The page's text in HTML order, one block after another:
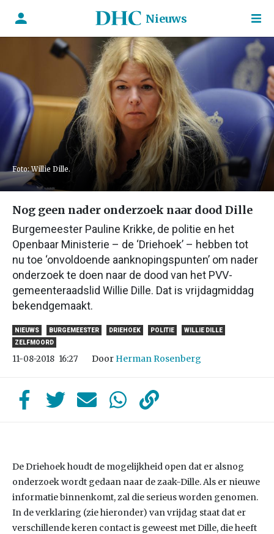
Nieuws
Foto: Willie Dille.
Nog geen nader onderzoek naar dood Dille
Burgemeester Pauline Krikke, de politie en het
Openbaar Ministerie – de ‘Driehoek’ – hebben tot
nu toe ‘onvoldoende aanknopingspunten’ om nader
onderzoek te doen naar de dood van het PVV-
gemeenteraadslid Willie Dille. Dat is vrijdagmiddag
bekendgemaakt.
NIEUWS BURGEMEESTER DRIEHOEK POLITIE
WILLIE DILLE
ZELFMOORD
11-08-2018 16:27 Door Herman Rosenberg
De Driehoek houdt de mogelijkheid open dat er alsnog
onderzoek wordt gedaan naar de zaak-Dille. Als er nieuwe
informatie binnenkomt, zal die serieus worden genomen.
In de verklaring (zie hieronder) van vrijdag staat dat er
verschillende keren contact is geweest met Dille, die heeft